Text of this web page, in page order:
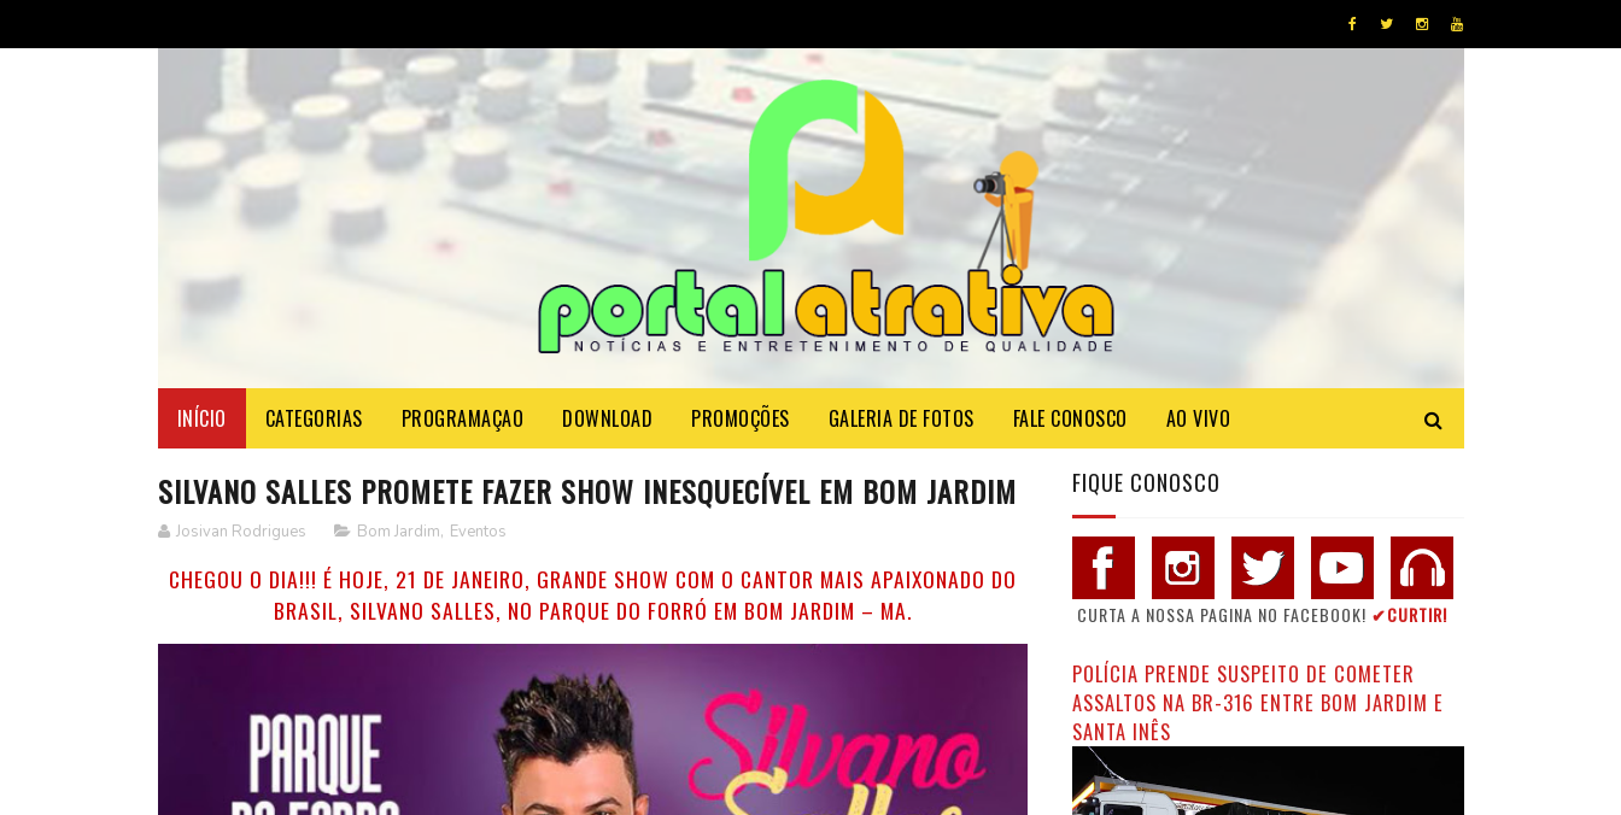
INÍCIO CATEGORIAS PROGRAMAÇAO DOWNLOAD PROMOÇÕES GALERIA DE FOTOS FALE CONOSCO AO VIVO
SILVANO SALLES PROMETE FAZER SHOW INESQUECÍVEL EM BOM JARDIM
Josivan Rodrigues Bom Jardim, Eventos
CHEGOU O DIA!!! É HOJE, 21 DE JANEIRO, GRANDE SHOW COM O CANTOR MAIS APAIXONADO DO
BRASIL, SILVANO SALLES, NO PARQUE DO FORRÓ EM BOM JARDIM – MA.
FIQUE CONOSCO
CURTA A NOSSA PAGINA NO FACEBOOK! ✔CURTIR!
POLÍCIA PRENDE SUSPEITO DE COMETER
ASSALTOS NA BR-316 ENTRE BOM JARDIM E
SANTA INÊS